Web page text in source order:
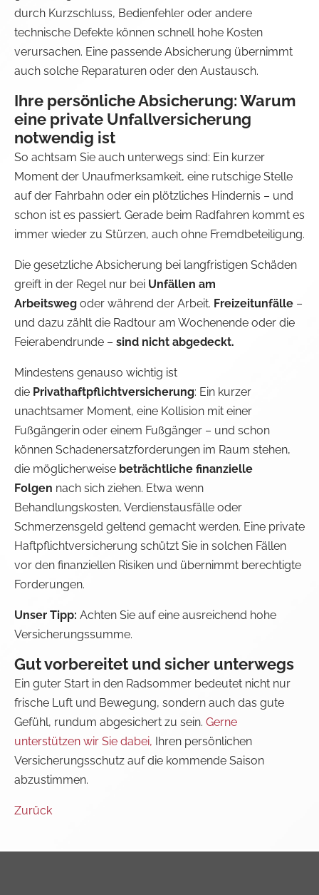
durch Kurzschluss, Bedienfehler oder andere
technische Defekte können schnell hohe Kosten
verursachen. Eine passende Absicherung übernimmt
auch solche Reparaturen oder den Austausch.
Ihre persönliche Absicherung: Warum
eine private Unfallversicherung
notwendig ist
So achtsam Sie auch unterwegs sind: Ein kurzer
Moment der Unaufmerksamkeit, eine rutschige Stelle
auf der Fahrbahn oder ein plötzliches Hindernis – und
schon ist es passiert. Gerade beim Radfahren kommt es
immer wieder zu Stürzen, auch ohne Fremdbeteiligung.
Die gesetzliche Absicherung bei langfristigen Schäden
greift in der Regel nur bei Unfällen am
Arbeitsweg oder während der Arbeit. Freizeitunfälle –
und dazu zählt die Radtour am Wochenende oder die
Feierabendrunde – sind nicht abgedeckt.
Mindestens genauso wichtig ist
die Privathaftpflichtversicherung: Ein kurzer
unachtsamer Moment, eine Kollision mit einer
Fußgängerin oder einem Fußgänger – und schon
können Schadenersatzforderungen im Raum stehen,
die möglicherweise beträchtliche finanzielle
Folgen nach sich ziehen. Etwa wenn
Behandlungskosten, Verdienstausfälle oder
Schmerzensgeld geltend gemacht werden. Eine private
Haftpflichtversicherung schützt Sie in solchen Fällen
vor den finanziellen Risiken und übernimmt berechtigte
Forderungen.
Unser Tipp: Achten Sie auf eine ausreichend hohe
Versicherungssumme.
Gut vorbereitet und sicher unterwegs
Ein guter Start in den Radsommer bedeutet nicht nur
frische Luft und Bewegung, sondern auch das gute
Gefühl, rundum abgesichert zu sein. Gerne
unterstützen wir Sie dabei, Ihren persönlichen
Versicherungsschutz auf die kommende Saison
abzustimmen.
Zurück